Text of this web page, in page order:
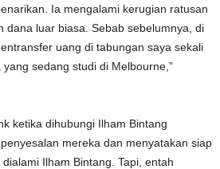
Ia mengalami kerugian ratusan
dana luar biasa. Sebab sebelumnya, di
uang di tabungan saya sekali
sedang studi di Melbourne,”
ketika dihubungi Ilham Bintang
mereka dan menyatakan siap
Ilham Bintang. Tapi, entah